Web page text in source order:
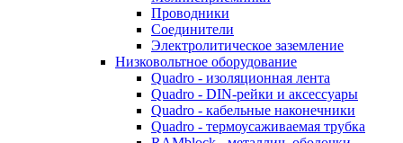
Проводники
Соединители
Электролитическое заземление
Низковольтное оборудование
Quadro - изоляционная лента
Quadro - DIN-рейки и аксессуары
Quadro - кабельные наконечники
Quadro - термоусаживаемая трубка